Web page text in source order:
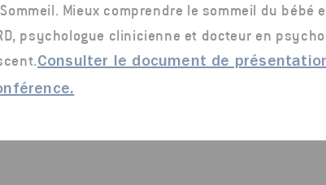
Mieux comprendre le sommeil du
psychologue clinicienne et docteur en
Consulter le document de